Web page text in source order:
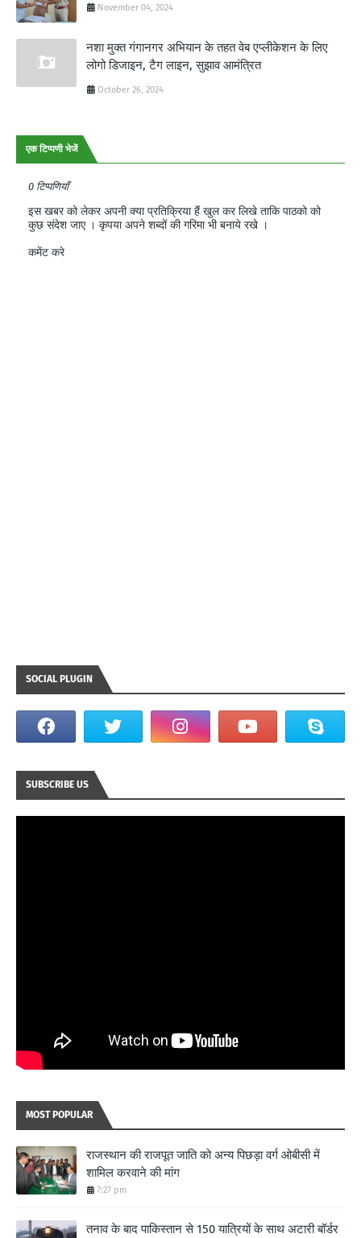
November 04, 2024
नशा मुक्त गंगानगर अभियान के तहत वेब एप्लीकेशन के लिए
लोगो डिजाइन, टैग लाइन, सुझाव आमंत्रित
October 26, 2024
एक टिप्पणी भेजें
0 टिप्पणियाँ
इस खबर को लेकर अपनी क्या प्रतिक्रिया हैं खुल कर लिखे ताकि पाठको को
कुछ संदेश जाए । कृपया अपने शब्दों की गरिमा भी बनाये रखे ।
कमेंट करे
SOCIAL PLUGIN
SUBSCRIBE US
MOST POPULAR
राजस्थान की राजपूत जाति को अन्य पिछड़ा वर्ग ओबीसी में
शामिल करवाने की मांग
7:27 pm
तनाव के बाद पाकिस्तान से 150 यात्रियों के साथ अटारी बॉर्डर